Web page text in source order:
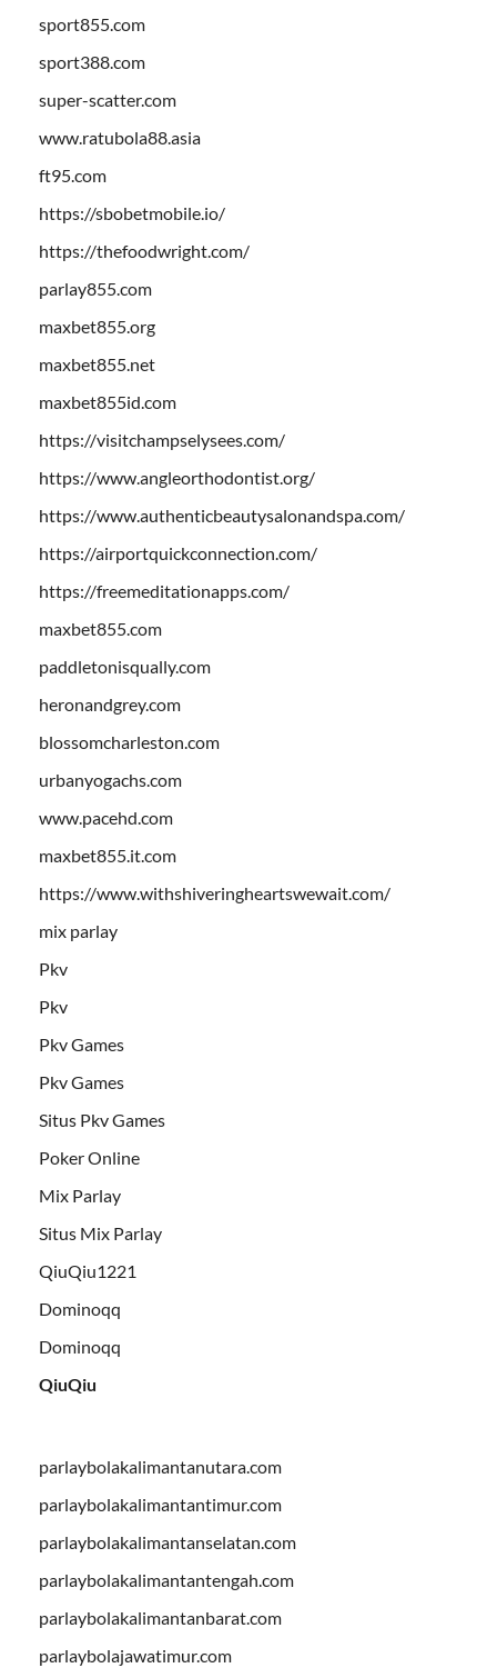
sport855.com
sport388.com
super-scatter.com
www.ratubola88.asia
ft95.com
https://sbobetmobile.io/
https://thefoodwright.com/
parlay855.com
maxbet855.org
maxbet855.net
maxbet855id.com
https://visitchampselysees.com/
https://www.angleorthodontist.org/
https://www.authenticbeautysalonandspa.com/
https://airportquickconnection.com/
https://freemeditationapps.com/
maxbet855.com
paddletonisqually.com
heronandgrey.com
blossomcharleston.com
urbanyogachs.com
www.pacehd.com
maxbet855.it.com
https://www.withshiveringheartswewait.com/
mix parlay
Pkv
Pkv
Pkv Games
Pkv Games
Situs Pkv Games
Poker Online
Mix Parlay
Situs Mix Parlay
QiuQiu1221
Dominoqq
Dominoqq
QiuQiu
parlaybolakalimantanutara.com
parlaybolakalimantantimur.com
parlaybolakalimantanselatan.com
parlaybolakalimantantengah.com
parlaybolakalimantanbarat.com
parlaybolajawatimur.com